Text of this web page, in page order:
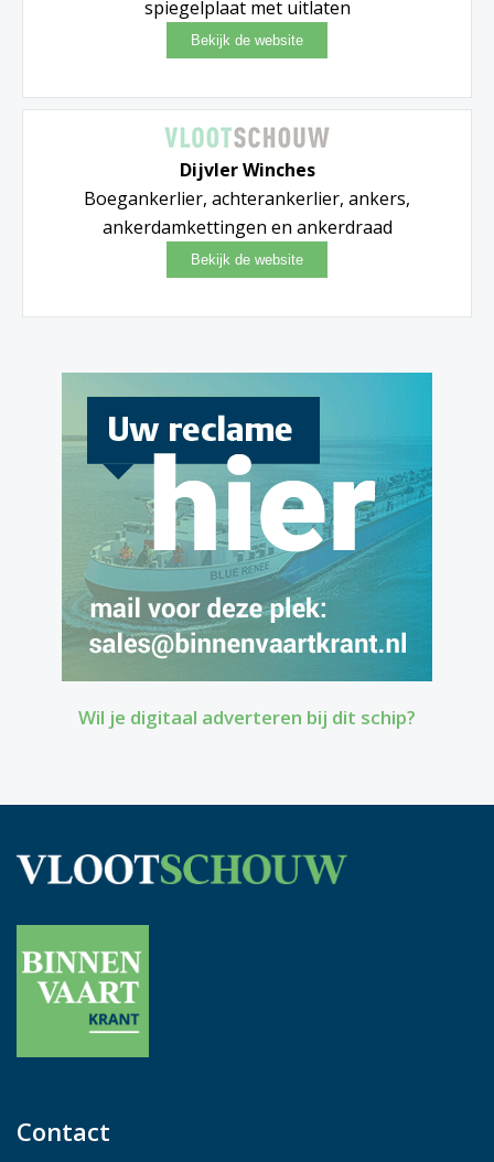
spiegelplaat met uitlaten
Dijvler Winches
Boegankerlier, achterankerlier, ankers,
ankerdamkettingen en ankerdraad
Wil je digitaal adverteren bij dit schip?
Contact